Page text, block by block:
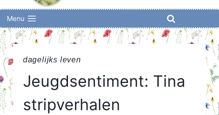
Menu
dagelijks leven
Jeugdsentiment: Tina
stripverhalen